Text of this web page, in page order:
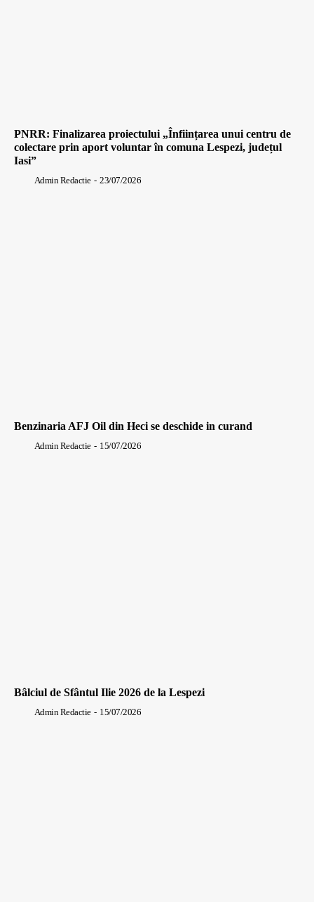
PNRR: Finalizarea proiectului „Înființarea unui centru de
colectare prin aport voluntar în comuna Lespezi, județul
Iasi”
Admin Redactie - 23/07/2026
Benzinaria AFJ Oil din Heci se deschide in curand
Admin Redactie - 15/07/2026
Bâlciul de Sfântul Ilie 2026 de la Lespezi
Admin Redactie - 15/07/2026